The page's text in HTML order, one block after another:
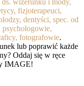
ds. wizerunku i mody,
fizjoterapeuci,
dentyści, spec. od
psychologowie,
fotografowie.
lub poprawić każde
Oddaj się w ręce
IMAGE!